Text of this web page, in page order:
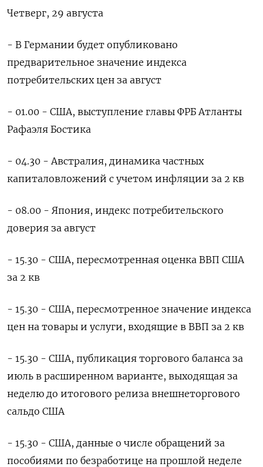
Четверг, 29 августа
- В Германии будет опубликовано
предварительное значение индекса
потребительских цен за август
- 01.00 - США, выступление главы ФРБ Атланты
Рафаэля Бостика
- 04.30 - Австралия, динамика частных
капиталовложений с учетом инфляции за 2 кв
- 08.00 - Япония, индекс потребительского
доверия за август
- 15.30 - США, пересмотренная оценка ВВП США
за 2 кв
- 15.30 - США, пересмотренное значение индекса
цен на товары и услуги, входящие в ВВП за 2 кв
- 15.30 - США, публикация торгового баланса за
июль в расширенном варианте, выходящая за
неделю до итогового релиза внешнеторгового
сальдо США
- 15.30 - США, данные о числе обращений за
пособиями по безработице на прошлой неделе